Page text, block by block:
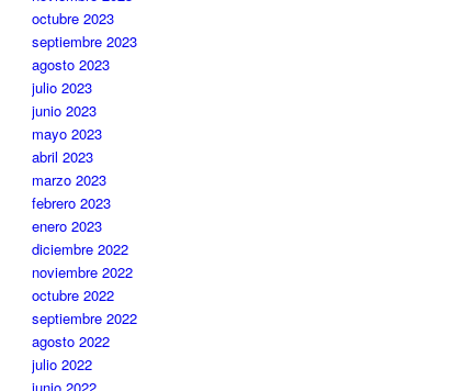
octubre 2023
septiembre 2023
agosto 2023
julio 2023
junio 2023
mayo 2023
abril 2023
marzo 2023
febrero 2023
enero 2023
diciembre 2022
noviembre 2022
octubre 2022
septiembre 2022
agosto 2022
julio 2022